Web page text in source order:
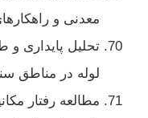
معدنی و
تحلیل پایداری
لوله در مناطق
مطالعه رفتار